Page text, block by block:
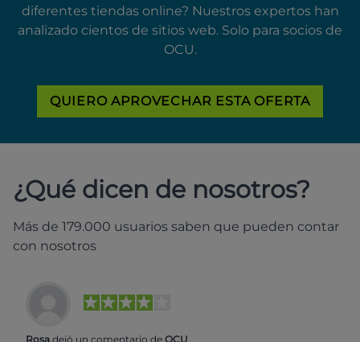
diferentes tiendas online? Nuestros expertos han
analizado cientos de sitios web. Solo para socios de
OCU.
QUIERO APROVECHAR ESTA OFERTA
¿Qué dicen de nosotros?
Más de 179.000 usuarios saben que pueden contar
con nosotros
Rosa dejó un comentario de OCU